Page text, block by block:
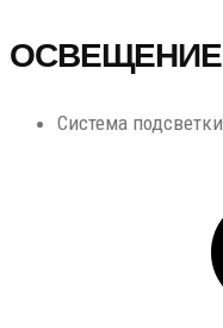
ОСВЕЩЕНИЕ
Система подсветки